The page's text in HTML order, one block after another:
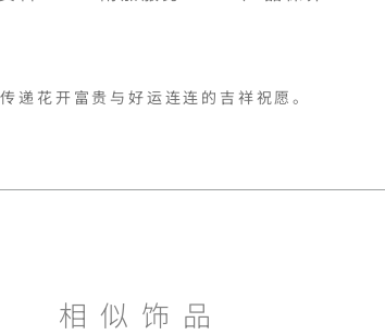
递花开富贵与好运连连的吉祥祝愿。
相似饰品